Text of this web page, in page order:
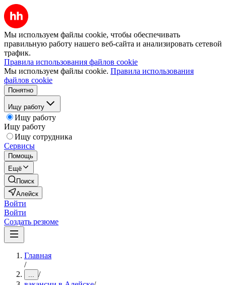
Мы используем файлы cookie, чтобы обеспечивать
правильную работу нашего веб-сайта и анализировать сетевой
трафик.
Правила использования файлов cookie
Мы используем файлы cookie. Правила использования
файлов cookie
Понятно
Ищу работу
Ищу работу
Ищу работу
Ищу сотрудника
Сервисы
Помощь
Ещё
Поиск
Алейск
Войти
Войти
Создать резюме
Главная
/
... /